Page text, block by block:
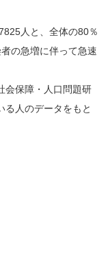
人と、全体の80％
の急増に伴って急速
会保障・人口問題研
る人のデータをもと